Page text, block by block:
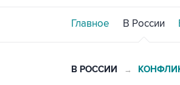
Главное В России
В РОССИИ →